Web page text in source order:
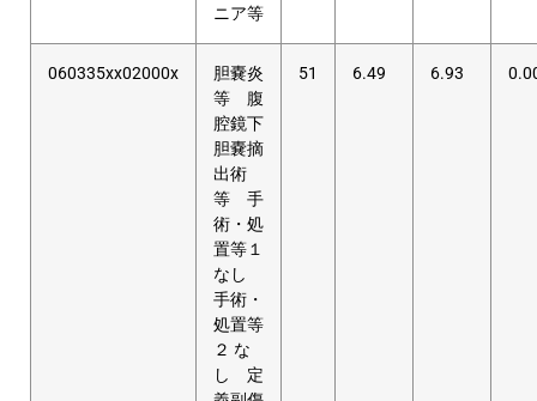
ニア等
060335xx02000x
胆嚢炎
等 腹
腔鏡下
胆嚢摘
出術
等 手
術・処
置等１
なし
手術・
処置等
２ な
し 定
51 6.49 6.93